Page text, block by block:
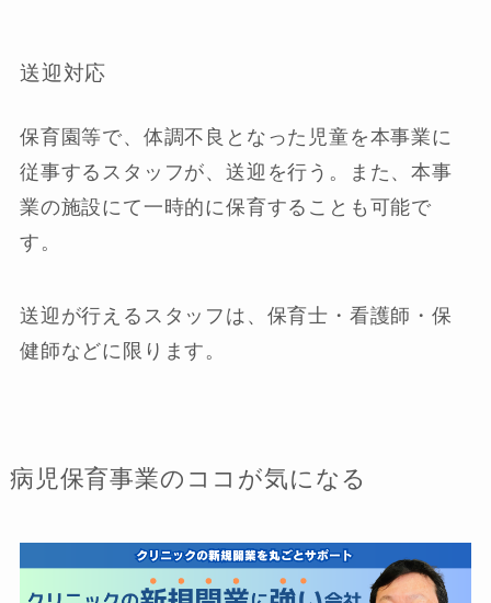
送迎対応
保育園等で、体調不良となった児童を本事業に
従事するスタッフが、送迎を行う。
また、本事
業の施設にて一時的に保育することも可能で
す。
送迎が行えるスタッフは、保育士・看護師・保
健師などに限ります。
病児保育事業のココが気になる